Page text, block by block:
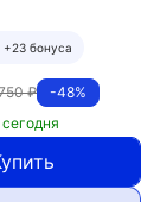
+23 бонуса
-48%
₽
сегодня